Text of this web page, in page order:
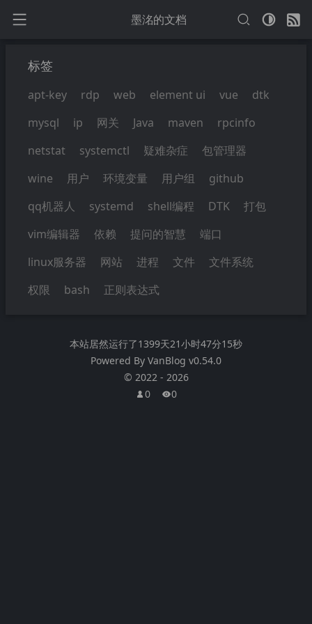
墨洺的文档
标签
apt-key rdp web element ui vue
dtk
mysql
ip 网关 Java maven
rpcinfo
netstat
systemctl 疑难杂症
包管理器
wine
用户 环境变量 用户组
github
qq机器人
systemd shell编程 DTK
打包
vim编辑器
依赖 提问的智慧
端口
linux服务器
网站 进程 文件
文件系统
权限
bash 正则表达式
本站居然运行了1399天21小时47分15秒
Powered By VanBlog v0.54.0
© 2022- 2026
0
0